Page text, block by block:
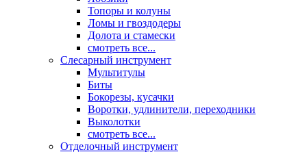
Топоры и колуны
Ломы и гвоздодеры
Долота и стамески
смотреть все...
Слесарный инструмент
Мультитулы
Биты
Бокорезы, кусачки
Воротки, удлинители, переходники
Выколотки
смотреть все...
Отделочный инструмент